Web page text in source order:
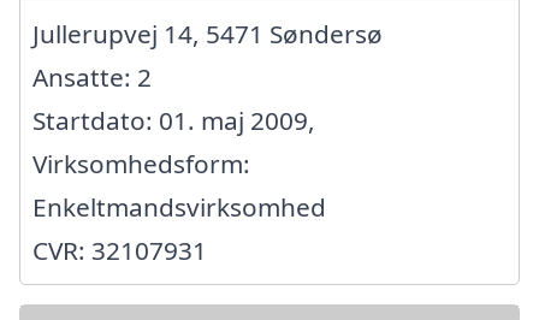
Jullerupvej 14, 5471 Søndersø
Ansatte: 2
Startdato: 01. maj 2009,
Virksomhedsform:
Enkeltmandsvirksomhed
CVR: 32107931